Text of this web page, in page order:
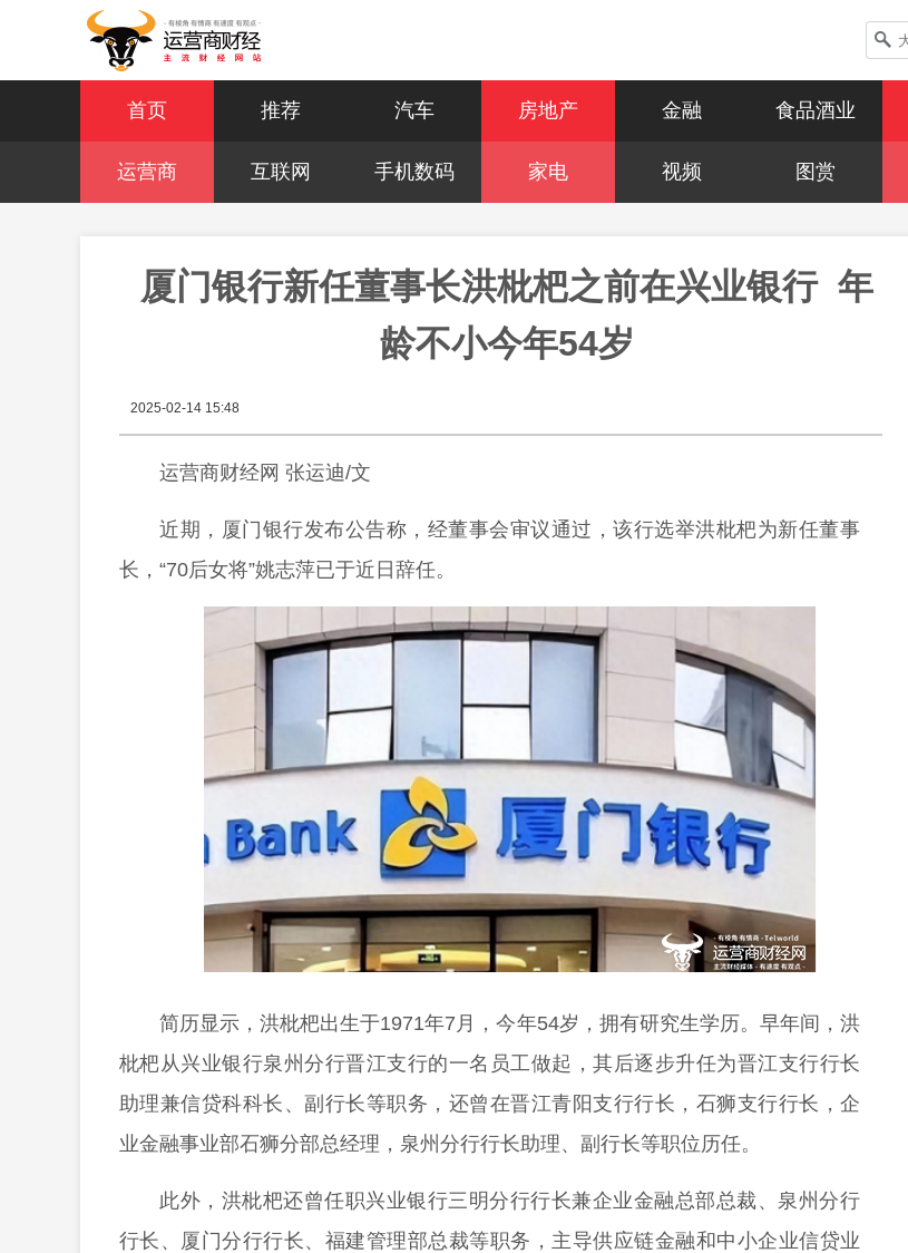
首页 推荐 汽车 房地产 金融 食品酒业
运营商 互联网 手机数码 家电 视频 图赏
厦门银行新任董事长洪枇杷之前在兴业银行  年
龄不小今年54岁
2025-02-14 15:48
运营商财经网 张运迪/文
近期，厦门银行发布公告称，经董事会审议通过，该行选举洪枇杷为新任董事
长，“70后女将”姚志萍已于近日辞任。
简历显示，洪枇杷出生于1971年7月，今年54岁，拥有研究生学历。早年间，洪
枇杷从兴业银行泉州分行晋江支行的一名员工做起，其后逐步升任为晋江支行行长
助理兼信贷科科长、副行长等职务，还曾在晋江青阳支行行长，石狮支行行长，企
业金融事业部石狮分部总经理，泉州分行行长助理、副行长等职位历任。
此外，洪枇杷还曾任职兴业银行三明分行行长兼企业金融总部总裁、泉州分行
行长、厦门分行行长、福建管理部总裁等职务，主导供应链金融和中小企业信贷业